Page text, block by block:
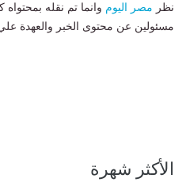
نظر مصر اليوم وانما تم نقله
مسئولين عن محتوى الخبر والعهدة
الأكثر شهرة